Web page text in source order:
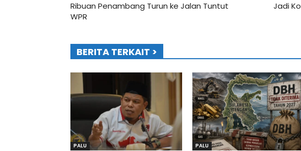
Ribuan Penambang Turun ke Jalan Tuntut
WPR
Jadi
BERITA TERKAIT >
PALU PALU